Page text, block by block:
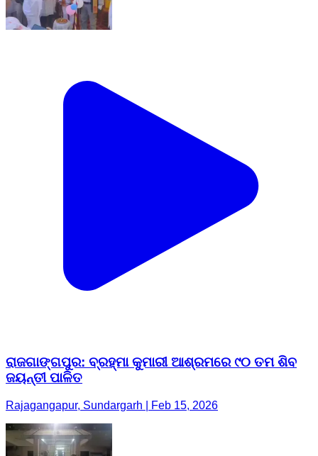
ରାଜଗାଙ୍ଗପୁର: ବ୍ରହ୍ମା କୁମାରୀ ଆଶ୍ରମରେ ୯୦ ତମ ଶିବ
ଜୟନ୍ତୀ ପାଳିତ
Rajagangapur, Sundargarh | Feb 15, 2026